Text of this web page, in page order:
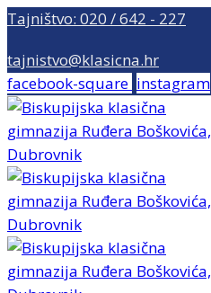
Tajništvo: 020 / 642 - 227
tajnistvo@klasicna.hr
facebook-square instagram